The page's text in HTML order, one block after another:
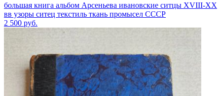
большая книга альбом Арсеньева ивановские ситцы XVIII-XX
вв узоры ситец текстиль ткань промысел СССР
2 500 руб.